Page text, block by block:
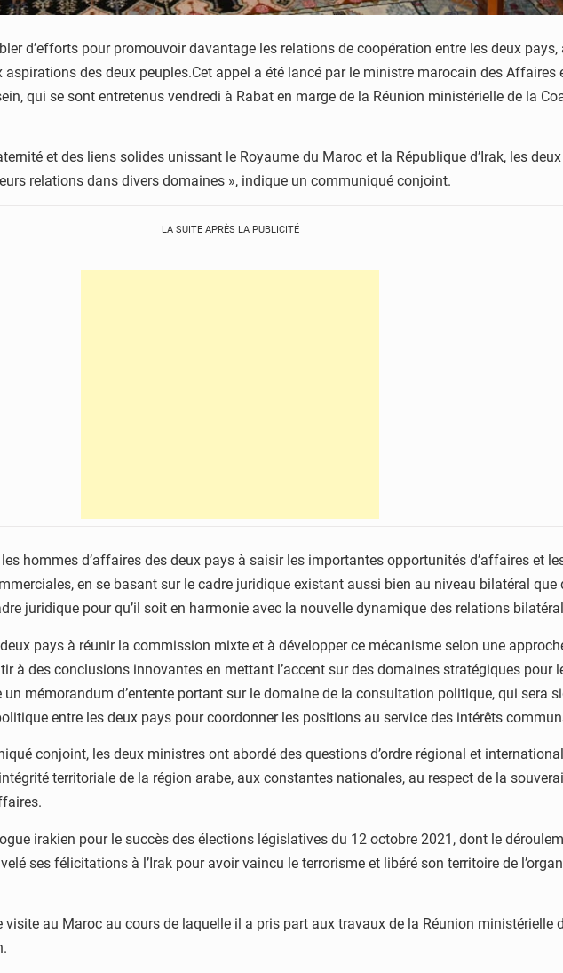
d’efforts pour promouvoir davantage les relations de coopération entre les deux
des deux peuples.Cet appel a été lancé par le ministre marocain des Affaires
qui se sont entretenus vendredi à Rabat en marge de la Réunion ministérielle de la
et des liens solides unissant le Royaume du Maroc et la République d’Irak, les
relations dans divers domaines », indique un communiqué conjoint.
LA SUITE APRÈS LA PUBLICITÉ
hommes d’affaires des deux pays à saisir les importantes opportunités d’affaires et
en se basant sur le cadre juridique existant aussi bien au niveau bilatéral
juridique pour qu’il soit en harmonie avec la nouvelle dynamique des relations
pays à réunir la commission mixte et à développer ce mécanisme selon une
à des conclusions innovantes en mettant l’accent sur des domaines stratégiques pour
mémorandum d’entente portant sur le domaine de la consultation politique, qui sera
entre les deux pays pour coordonner les positions au service des intérêts
conjoint, les deux ministres ont abordé des questions d’ordre régional et
territoriale de la région arabe, aux constantes nationales, au respect de la
irakien pour le succès des élections législatives du 12 octobre 2021, dont le
ses félicitations à l’Irak pour avoir vaincu le terrorisme et libéré son territoire de
au Maroc au cours de laquelle il a pris part aux travaux de la Réunion ministérielle